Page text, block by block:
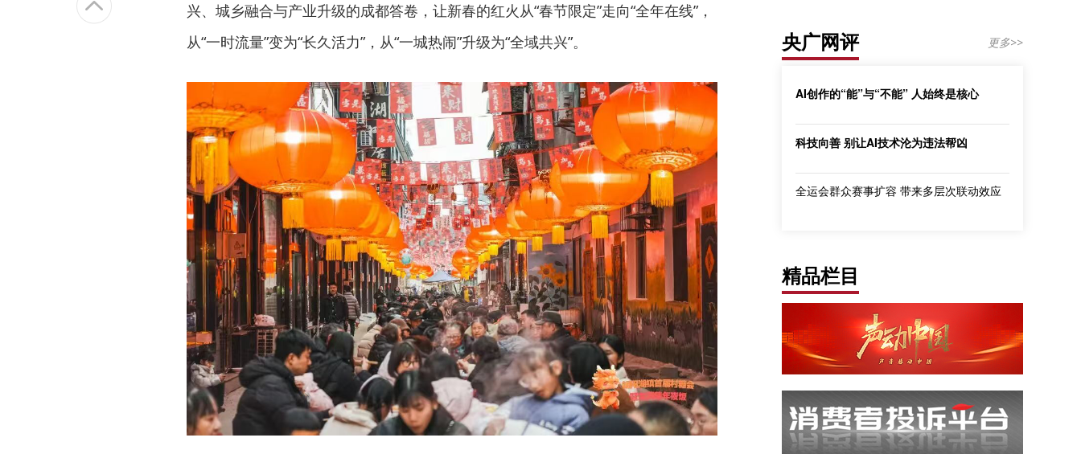
兴、城乡融合与产业升级的成都答卷，让新春的红火从“春节限定”走向“全年在线”，
从“一时流量”变为“长久活力”，从“一城热闹”升级为“全域共兴”。
央广网评 更多>>
AI创作的“能”与“不能” 人始终是核心
科技向善 别让AI技术沦为违法帮凶
全运会群众赛事扩容 带来多层次联动效应
精品栏目